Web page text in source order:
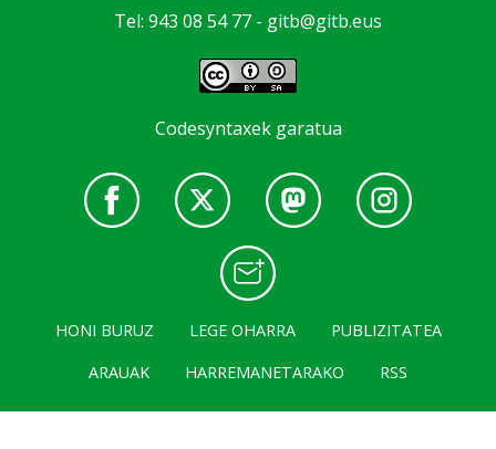
Tel: 943 08 54 77 - gitb@gitb.eus
Codesyntaxek garatua
HONI BURUZ LEGE OHARRA
PUBLIZITATEA
ARAUAK
HARREMANETARAKO RSS